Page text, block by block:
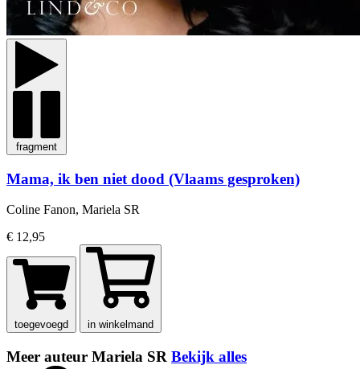
fragment
Mama, ik ben niet dood (Vlaams gesproken)
Coline Fanon, Mariela SR
€ 12,95
toegevoegd in winkelmand
Meer auteur Mariela SR Bekijk alles